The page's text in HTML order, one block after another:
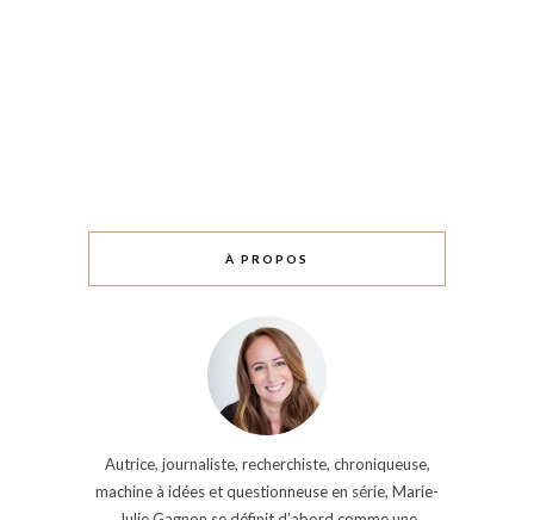
À PROPOS
Autrice, journaliste, recherchiste, chroniqueuse,
machine à idées et questionneuse en série, Marie-